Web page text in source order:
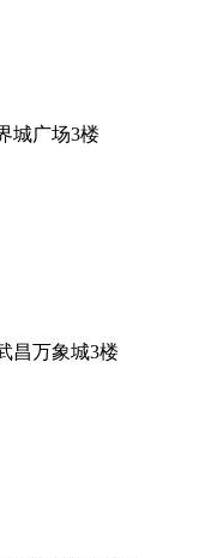
城广场3楼
昌万象城3楼